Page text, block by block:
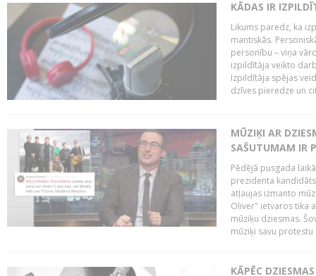
KĀDAS IR
Likums paredz, ka
mantiskās.
personību – viņa
izpildītāja veikto
Izpildītāja spējas
dzīves pieredze un
MŪZIĶI AR
SAŠUTUMAM IR
Pēdējā pusgada
prezidenta
atļaujas izmanto
Oliver" ietvaros tika
mūziķu dziesmas.
mūziķi savu
KĀPĒC